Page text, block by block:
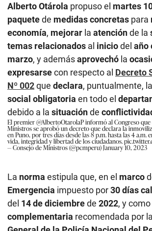
Alberto Otárola propuso el martes
paquetede medidas concretas para
economía, mejorar la atenciónde la
temas relacionados al iniciodel año
marzo, y ademásaprovechó la
expresarsecon respecto al Decreto
Nº 002que declara, puntualmente, la
social obligatoria en todo el
debido a la situaciónde
El premier@AlbertoOtarolaPinformó al Congreso que
Ministros se aprobó un decreto que declara la
en Puno, por tres días desde las 8 p.m. hasta las 4 a.m.
vida, integridad y libertad de los ciudadanos.
— Consejo de Ministros (@pcmperu)January 10, 2023
La norma estipula que, en el marco
Emergencia impuesto por30 días
del 14 de diciembrede 2022, y como
complementaria recomendada por la